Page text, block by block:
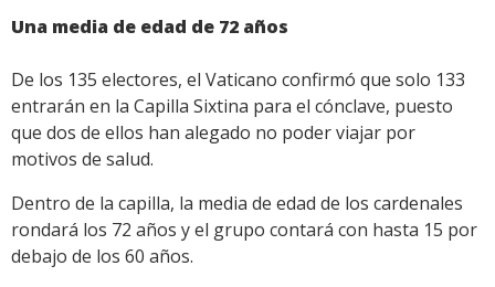
Una media de edad de 72 años
De los 135 electores, el Vaticano confirmó que solo 133
entrarán en la Capilla Sixtina para el cónclave, puesto
que dos de ellos han alegado no poder viajar por
motivos de salud.
Dentro de la capilla, la media de edad de los cardenales
rondará los 72 años y el grupo contará con hasta 15 por
debajo de los 60 años.